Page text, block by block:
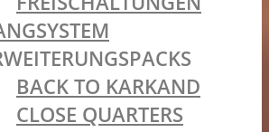
BACK TO KARKAND
CLOSE QUARTERS